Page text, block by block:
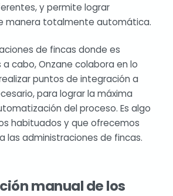
y permite lograr
manera totalmente automática.
de fincas donde es
a cabo, Onzane colabora en lo
puntos de integración a
para lograr la máxima
del proceso. Es algo
habituados y que ofrecemos
las administraciones de fincas.
manual de los